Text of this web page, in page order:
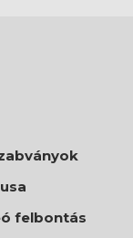
felbontás